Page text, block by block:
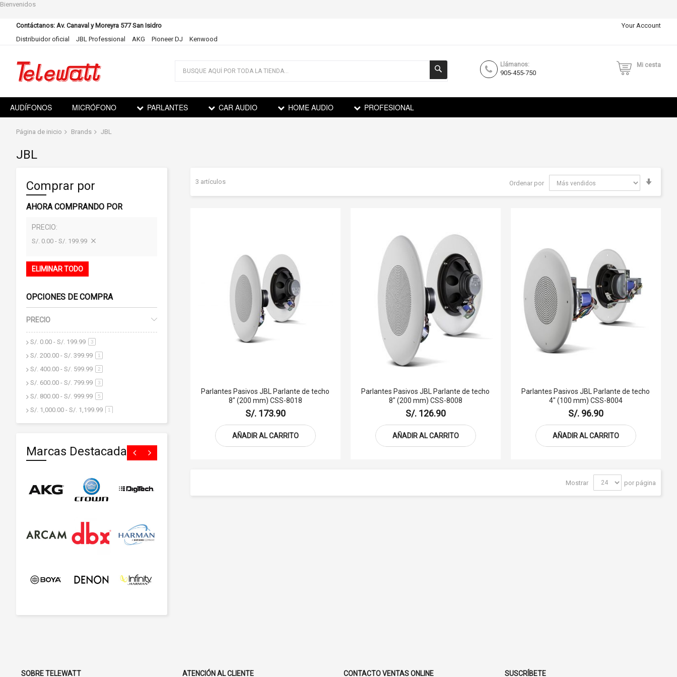
Bienvenidos
Contáctanos: Av. Canaval y Moreyra 577 San Isidro
Distribuidor oficial
JBL Professional AKG Pioneer DJ Kenwood
Your Account
Llámanos:
905-455-750
Mi cesta
contenido
AUDÍFONOS MICRÓFONO PARLANTES CAR AUDIO HOME AUDIO PROFESIONAL
Página de inicio Brands JBL
JBL
3 artículos Ordenar por
Parlantes Pasivos JBL Parlante de techo
8" (200 mm) CSS-8018
S/. 173.90
AÑADIR AL CARRITO
Parlantes Pasivos JBL Parlante de techo
8" (200 mm) CSS-8008
S/. 126.90
AÑADIR AL CARRITO
Parlantes Pasivos JBL Parlante de techo
4" (100 mm) CSS-8004
S/. 96.90
AÑADIR AL CARRITO
Mostrar por página
Comprar por
AHORA COMPRANDO POR
PRECIO
S/. 0.00 - S/. 199.99
ELIMINAR TODO
OPCIONES DE COMPRA
PRECIO
S/. 0.00 - S/. 199.99 3artículo
S/. 200.00 - S/. 399.99 1
S/. 400.00 - S/. 599.99 2artículo
S/. 600.00 - S/. 799.99 3artículo
S/. 800.00 - S/. 999.99 5artículo
S/. 1,000.00 - S/. 1,199.99 1
S/. 1,200.00y superior 18artículo
Marcas Destacadas
SOBRE TELEWATT ATENCIÓN AL CLIENTE CONTACTO VENTAS ONLINE SUSCRÍBETE